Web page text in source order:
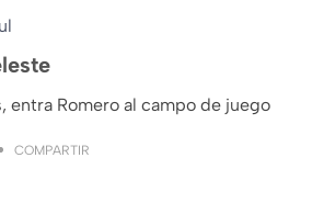
entra Romero al campo de juego
COMPARTIR